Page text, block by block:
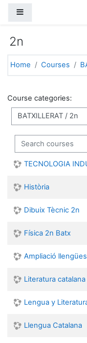
2n
Home Courses
Course categories:
Search courses
TECNOLOGIA
Història
Dibuix Tècnic 2n
Física 2n Batx
Ampliació
Literatura
Lengua y
Llengua Catalana